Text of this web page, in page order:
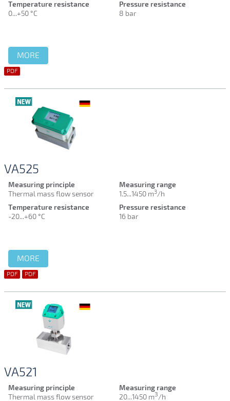
Temperature resistance
0...+50 °C
Pressure resistance
8 bar
MORE
PDF
VA525
Measuring principle
Thermal mass flow sensor
Measuring range
1.5...1450 m3/h
Temperature resistance
-20...+60 °C
Pressure resistance
16 bar
MORE
PDF PDF
VA521
Measuring principle
Thermal mass flow sensor
Measuring range
20...1450 m3/h